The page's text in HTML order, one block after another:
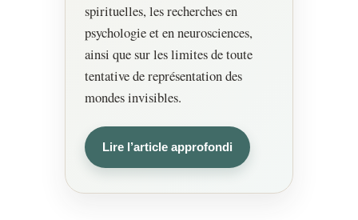
spirituelles, les recherches en
psychologie et en neurosciences,
ainsi que sur les limites de toute
tentative de représentation des
mondes invisibles.
Lire l’article approfondi